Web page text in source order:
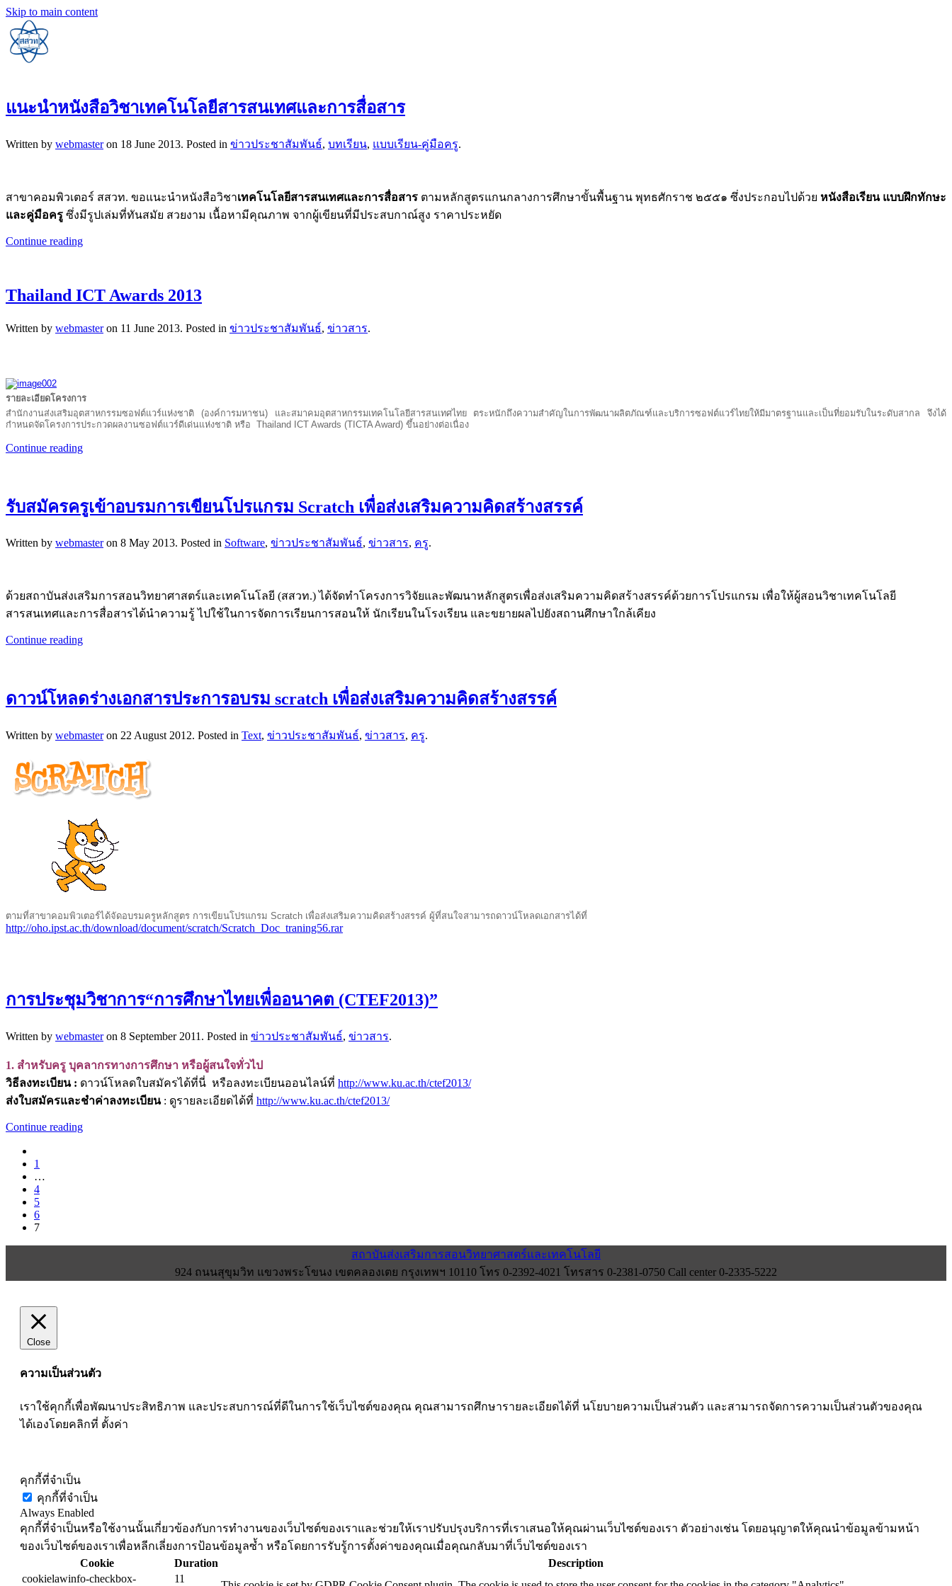
Skip to main content
แนะนำหนังสือวิชาเทคโนโลยีสารสนเทศและการสื่อสาร
Written by webmasteron 18 June 2013. Posted in ข่าวประชาสัมพันธ์, บทเรียน, แบบเรียน-คู่มือครู.
สาขาคอมพิวเตอร์ สสวท. ขอแนะนำหนังสือวิชาเทคโนโลยีสารสนเทศและการสื่อสาร ตามหลักสูตรแกนกลางการศึกษาขั้นพื้นฐาน พุทธศักราช ๒๕๕๑ ซึ่งประกอบไปด้วย หนังสือเรียน แบบฝึกทักษะ
และคู่มือครู ซึ่งมีรูปเล่มที่ทันสมัย สวยงาม เนื้อหามีคุณภาพ จากผู้เขียนที่มีประสบกาณ์สูง ราคาประหยัด
Continue reading
Thailand ICT Awards 2013
Written by webmasteron 11 June 2013. Posted in ข่าวประชาสัมพันธ์, ข่าวสาร.
รายละเอียดโครงการ
สำนักงานส่งเสริมอุตสาหกรรมซอฟต์แวร์แห่งชาติ (องค์การมหาชน) และสมาคมอุตสาหกรรมเทคโนโลยีสารสนเทศไทย ตระหนักถึงความสำคัญในการพัฒนาผลิตภัณฑ์และบริการซอฟต์แวร์ไทยให้มีมาตรฐานและเป็นที่ยอมรับในระดับสากล จึงได้
กำหนดจัดโครงการประกวดผลงานซอฟต์แวร์ดีเด่นแห่งชาติ หรือ Thailand ICT Awards (TICTA Award) ขึ้นอย่างต่อเนื่อง
Continue reading
รับสมัครครูเข้าอบรมการเขียนโปรแกรม Scratch เพื่อส่งเสริมความคิดสร้างสรรค์
Written by webmasteron 8 May 2013. Posted in Software, ข่าวประชาสัมพันธ์, ข่าวสาร, ครู.
ด้วยสถาบันส่งเสริมการสอนวิทยาศาสตร์และเทคโนโลยี (สสวท.) ได้จัดทำโครงการวิจัยและพัฒนาหลักสูตรเพื่อส่งเสริมความคิดสร้างสรรค์ด้วยการโปรแกรม เพื่อให้ผู้สอนวิชาเทคโนโลยี
สารสนเทศและการสื่อสารได้นำความรู้ ไปใช้ในการจัดการเรียนการสอนให้ นักเรียนในโรงเรียน และขยายผลไปยังสถานศึกษาใกล้เคียง
Continue reading
ดาวน์โหลดร่างเอกสารประการอบรม scratch เพื่อส่งเสริมความคิดสร้างสรรค์
Written by webmasteron 22 August 2012. Posted in Text, ข่าวประชาสัมพันธ์, ข่าวสาร, ครู.
ตามที่สาขาคอมพิวเตอร์ได้จัดอบรมครูหลักสูตร การเขียนโปรแกรม Scratch เพื่อส่งเสริมความคิดสร้างสรรค์ ผู้ที่สนใจสามารถดาวน์โหลดเอกสารได้ที่
http://oho.ipst.ac.th/download/document/scratch/Scratch_Doc_traning56.rar
การประชุมวิชาการ“การศึกษาไทยเพื่ออนาคต (CTEF2013)”
Written by webmasteron 8 September 2011 . Posted in ข่าวประชาสัมพันธ์, ข่าวสาร.
1. สำหรับครู บุคลากรทางการศึกษา หรือผู้สนใจทั่วไป
วิธีลงทะเบียน : ดาวน์โหลดใบสมัครได้ที่นี่ หรือลงทะเบียนออนไลน์ที่ http://www.ku.ac.th/ctef2013/
ส่งใบสมัครและชำค่าลงทะเบียน: ดูรายละเอียดได้ที่ http://www.ku.ac.th/ctef2013/
Continue reading
1
…
4
5
6
7
สถาบันส่งเสริมการสอนวิทยาศาสตร์และเทคโนโลยี
924 ถนนสุขุมวิท แขวงพระโขนง เขตคลองเตย กรุงเทพฯ 10110 โทร 0-2392-4021 โทรสาร 0-2381-0750 Call center 0-2335-5222
Close
ความเป็นส่วนตัว
เราใช้คุกกี้เพื่อพัฒนาประสิทธิภาพ และประสบการณ์ที่ดีในการใช้เว็บไซต์ของคุณ คุณสามารถศึกษารายละเอียดได้ที่ นโยบายความเป็นส่วนตัว และสามารถจัดการความเป็นส่วนตัวของคุณ
ได้เองโดยคลิกที่ ตั้งค่า
คุกกี้ที่จำเป็น
คุกกี้ที่จำเป็น
Always Enabled
คุกกี้ที่จำเป็นหรือใช้งานนั้นเกี่ยวข้องกับการทำงานของเว็บไซต์ของเราและช่วยให้เราปรับปรุงบริการที่เราเสนอให้คุณผ่านเว็บไซต์ของเรา ตัวอย่างเช่น โดยอนุญาตให้คุณนำข้อมูลข้ามหน้า
ของเว็บไซต์ของเราเพื่อหลีกเลี่ยงการป้อนข้อมูลซ้ำ หรือโดยการรับรู้การตั้งค่าของคุณเมื่อคุณกลับมาที่เว็บไซต์ของเรา
Cookie
Duration
Description
cookielawinfo-checkbox-
11